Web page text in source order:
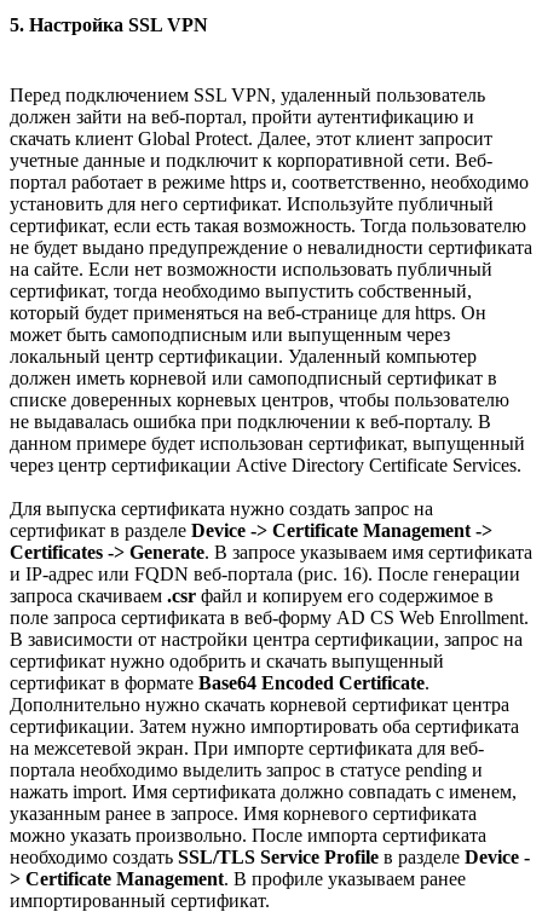
5. Настройка SSL VPN
Перед подключением SSL VPN, удаленный пользователь
должен зайти на веб-портал, пройти аутентификацию и
скачать клиент Global Protect. Далее, этот клиент запросит
учетные данные и подключит к корпоративной сети. Веб-
портал работает в режиме https и, соответственно, необходимо
установить для него сертификат. Используйте публичный
сертификат, если есть такая возможность. Тогда пользователю
не будет выдано предупреждение о невалидности сертификата
на сайте. Если нет возможности использовать публичный
сертификат, тогда необходимо выпустить собственный,
который будет применяться на веб-странице для https. Он
может быть самоподписным или выпущенным через
локальный центр сертификации. Удаленный компьютер
должен иметь корневой или самоподписный сертификат в
списке доверенных корневых центров, чтобы пользователю
не выдавалась ошибка при подключении к веб-порталу. В
данном примере будет использован сертификат, выпущенный
через центр сертификации Active Directory Certificate Services.
Для выпуска сертификата нужно создать запрос на
сертификат в разделе Device -> Certificate Management ->
Certificates -> Generate. В запросе указываем имя сертификата
и IP-адрес или FQDN веб-портала (рис. 16). После генерации
запроса скачиваем .csr файл и копируем его содержимое в
поле запроса сертификата в веб-форму AD CS Web Enrollment.
В зависимости от настройки центра сертификации, запрос на
сертификат нужно одобрить и скачать выпущенный
сертификат в формате Base64 Encoded Certificate.
Дополнительно нужно скачать корневой сертификат центра
сертификации. Затем нужно импортировать оба сертификата
на межсетевой экран. При импорте сертификата для веб-
портала необходимо выделить запрос в статусе pending и
нажать import. Имя сертификата должно совпадать с именем,
указанным ранее в запросе. Имя корневого сертификата
можно указать произвольно. После импорта сертификата
необходимо создать SSL/TLS Service Profile в разделе Device -
> Certificate Management. В профиле указываем ранее
импортированный сертификат.